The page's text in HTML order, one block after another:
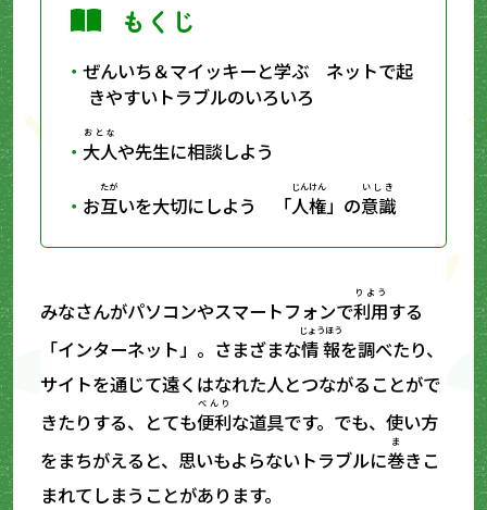
もくじ
ぜんいち＆マイッキーと学ぶ ネットで起
きやすいトラブルのいろいろ
大人
おとな
や先生に相談しよう
お互
たが
いを大切にしよう 「人権
じんけん
」の意識
いしき
みなさんがパソコンやスマートフォンで利用
りよう
する
「インターネット」。さまざまな情報
じょうほう
を調べたり、
サイトを通じて遠くはなれた人とつながることがで
きたりする、とても便利
べんり
な道具です。でも、使い方
をまちがえると、思いもよらないトラブルに巻
ま
きこ
まれてしまうことがあります。